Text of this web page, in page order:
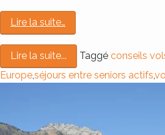
Lire la suite…
Lire la suite... Taggé conseils
Europe,séjours entre seniors actifs,